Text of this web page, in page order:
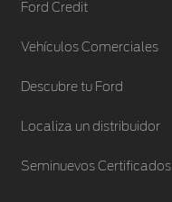
Ford Credit
Vehículos Comerciales
Descubre tu Ford
Localiza un distribuidor
Seminuevos Certificados